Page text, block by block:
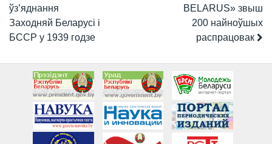
ўз’яднання
Заходняй Беларусі і
БССР у 1939 годзе
BELARUS» звыш
200 найноўшых
распрацовак